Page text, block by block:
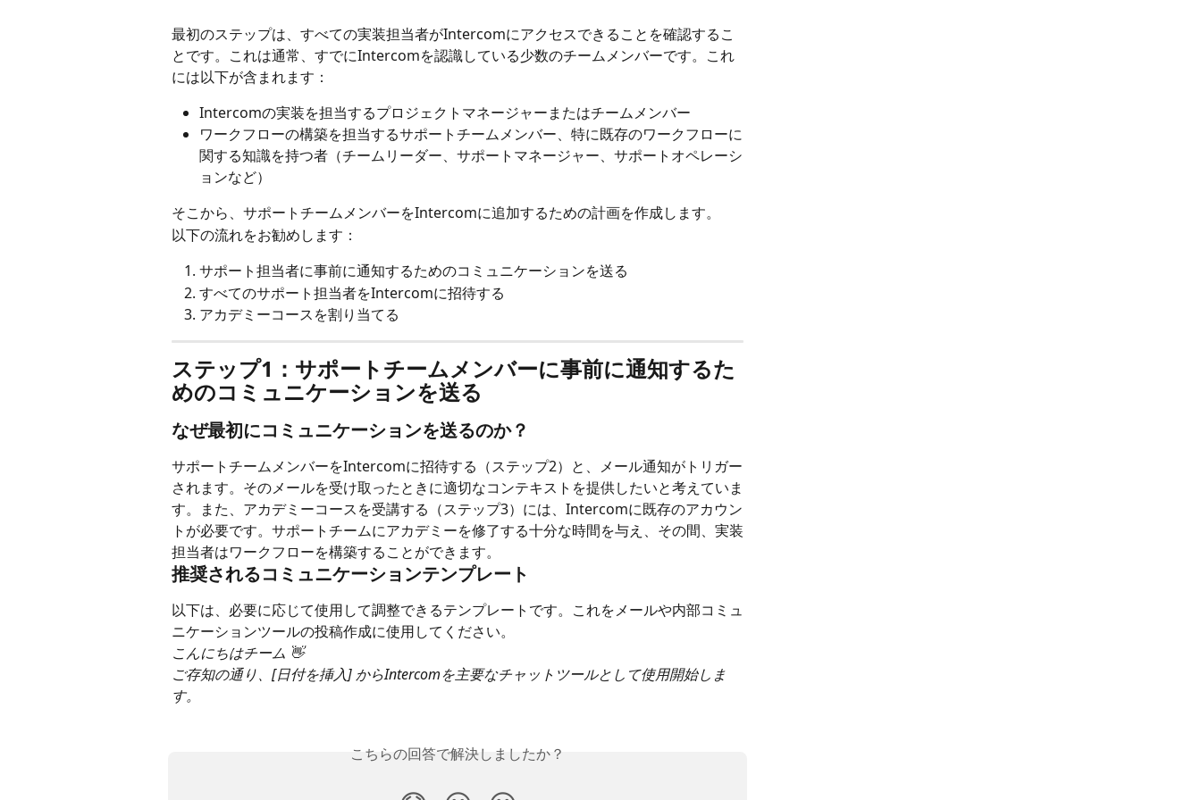
最初のステップは、すべての実装担当者がIntercomにアクセスできることを確認するこ
とです。これは通常、すでにIntercomを認識している少数のチームメンバーです。これ
には以下が含まれます：
Intercomの実装を担当するプロジェクトマネージャーまたはチームメンバー
ワークフローの構築を担当するサポートチームメンバー、特に既存のワークフローに
関する知識を持つ者（チームリーダー、サポートマネージャー、サポートオペレーシ
ョンなど）
そこから、サポートチームメンバーをIntercomに追加するための計画を作成します。
以下の流れをお勧めします：
サポート担当者に事前に通知するためのコミュニケーションを送る
すべてのサポート担当者をIntercomに招待する
アカデミーコースを割り当てる
ステップ1：サポートチームメンバーに事前に通知するた
めのコミュニケーションを送る
なぜ最初にコミュニケーションを送るのか？
サポートチームメンバーをIntercomに招待する（ステップ2）と、メール通知がトリガー
されます。そのメールを受け取ったときに適切なコンテキストを提供したいと考えていま
す。また、アカデミーコースを受講する（ステップ3）には、Intercomに既存のアカウン
トが必要です。サポートチームにアカデミーを修了する十分な時間を与え、その間、実装
担当者はワークフローを構築することができます。
推奨されるコミュニケーションテンプレート
以下は、必要に応じて使用して調整できるテンプレートです。これをメールや内部コミュ
ニケーションツールの投稿作成に使用してください。
こんにちはチーム 👋
ご存知の通り、[日付を挿入] からIntercomを主要なチャットツールとして使用開始しま
す。
こちらの回答で解決しましたか？